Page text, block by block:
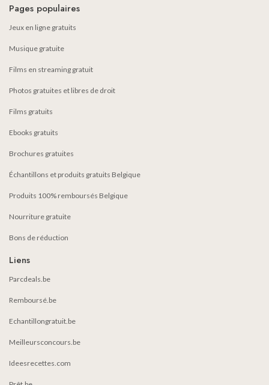
Pages populaires
Jeux en ligne gratuits
Musique gratuite
Films en streaming gratuit
Photos gratuites et libres de droit
Films gratuits
Ebooks gratuits
Brochures gratuites
Échantillons et produits gratuits Belgique
Produits 100% remboursés Belgique
Nourriture gratuite
Bons de réduction
Liens
Parcdeals.be
Remboursé.be
Echantillongratuit.be
Meilleursconcours.be
Ideesrecettes.com